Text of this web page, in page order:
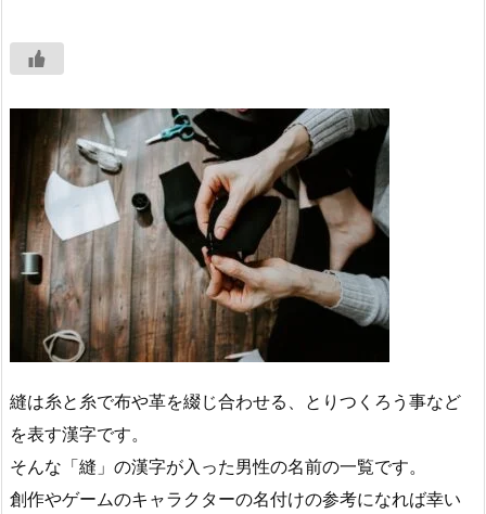
縫は糸と糸で布や革を綴じ合わせる、とりつくろう事など
を表す漢字です。
そんな「縫」の漢字が入った男性の名前の一覧です。
創作やゲームのキャラクターの名付けの参考になれば幸い